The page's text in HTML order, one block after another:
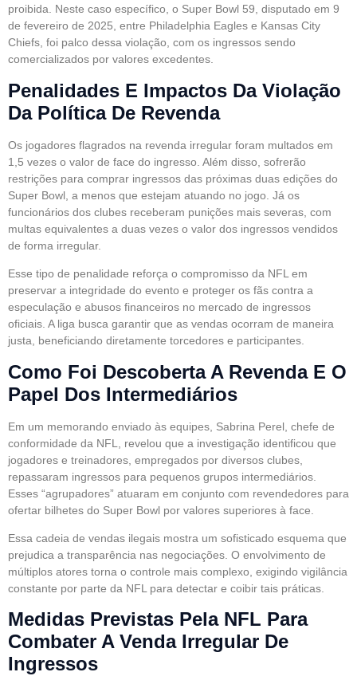
proibida. Neste caso específico, o Super Bowl 59, disputado em 9
de fevereiro de 2025, entre Philadelphia Eagles e Kansas City
Chiefs, foi palco dessa violação, com os ingressos sendo
comercializados por valores excedentes.
Penalidades E Impactos Da Violação
Da Política De Revenda
Os jogadores flagrados na revenda irregular foram multados em
1,5 vezes o valor de face do ingresso. Além disso, sofrerão
restrições para comprar ingressos das próximas duas edições do
Super Bowl, a menos que estejam atuando no jogo. Já os
funcionários dos clubes receberam punições mais severas, com
multas equivalentes a duas vezes o valor dos ingressos vendidos
de forma irregular.
Esse tipo de penalidade reforça o compromisso da NFL em
preservar a integridade do evento e proteger os fãs contra a
especulação e abusos financeiros no mercado de ingressos
oficiais. A liga busca garantir que as vendas ocorram de maneira
justa, beneficiando diretamente torcedores e participantes.
Como Foi Descoberta A Revenda E O
Papel Dos Intermediários
Em um memorando enviado às equipes, Sabrina Perel, chefe de
conformidade da NFL, revelou que a investigação identificou que
jogadores e treinadores, empregados por diversos clubes,
repassaram ingressos para pequenos grupos intermediários.
Esses “agrupadores” atuaram em conjunto com revendedores para
ofertar bilhetes do Super Bowl por valores superiores à face.
Essa cadeia de vendas ilegais mostra um sofisticado esquema que
prejudica a transparência nas negociações. O envolvimento de
múltiplos atores torna o controle mais complexo, exigindo vigilância
constante por parte da NFL para detectar e coibir tais práticas.
Medidas Previstas Pela NFL Para
Combater A Venda Irregular De
Ingressos